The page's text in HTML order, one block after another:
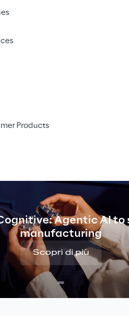
Products
Agentic AI to
manufacturing
Scopri di più
in modo efficace le
aziendali, sono le
il nuovo sistema di
Oracle ERP Self
Ospedali che hanno
di Milano, primo istituto di
ricerca scientifica prodotta, e
per diverse patologie.